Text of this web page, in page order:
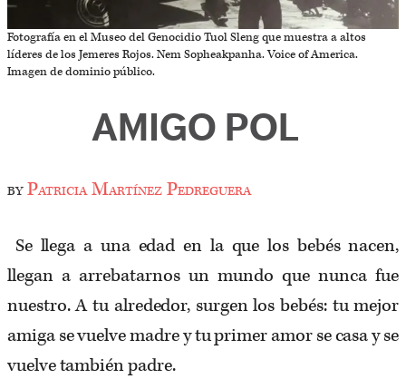
Fotografía en el Museo del Genocidio Tuol Sleng que muestra a altos
líderes de los Jemeres Rojos. Nem Sopheakpanha. Voice of America.
Imagen de dominio público.
AMIGO POL
byPatricia Martínez Pedreguera
Se llega a una edad en la que los bebés nacen,
llegan a arrebatarnos un mundo que nunca fue
nuestro. A tu alrededor, surgen los bebés: tu mejor
amiga se vuelve madre y tu primer amor se casa y se
vuelve también padre.